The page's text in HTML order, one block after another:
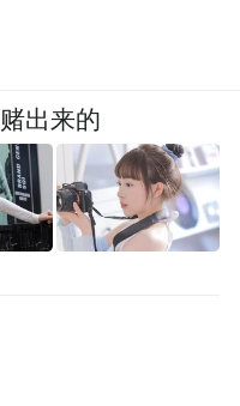
出来的